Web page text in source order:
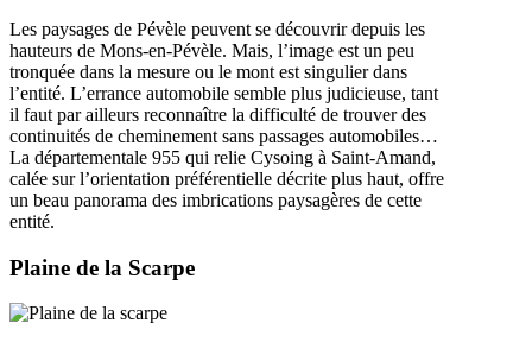
Les paysages de Pévèle peuvent se découvrir depuis les
hauteurs de Mons-en-Pévèle. Mais, l’image est un peu
tronquée dans la mesure ou le mont est singulier dans
l’entité. L’errance automobile semble plus judicieuse, tant
il faut par ailleurs reconnaître la difficulté de trouver des
continuités de cheminement sans passages automobiles…
La départementale 955 qui relie Cysoing à Saint-Amand,
calée sur l’orientation préférentielle décrite plus haut, offre
un beau panorama des imbrications paysagères de cette
entité.
Plaine de la Scarpe